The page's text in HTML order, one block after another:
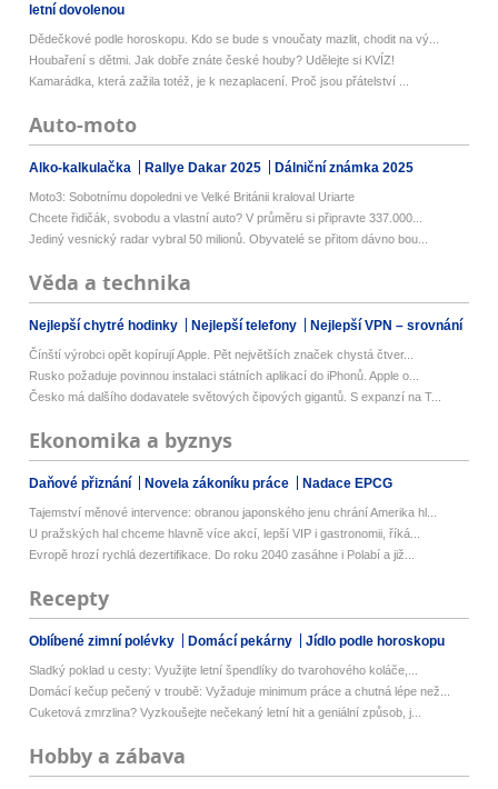
letní dovolenou
Dědečkové podle horoskopu. Kdo se bude s vnoučaty mazlit, chodit na vý...
Houbaření s dětmi. Jak dobře znáte české houby? Udělejte si KVÍZ!
Kamarádka, která zažila totéž, je k nezaplacení. Proč jsou přátelství ...
Auto-moto
Alko-kalkulačka Rallye Dakar 2025 Dálniční známka 2025
Moto3: Sobotnímu dopoledni ve Velké Británii kraloval Uriarte
Chcete řidičák, svobodu a vlastní auto? V průměru si připravte 337.000...
Jediný vesnický radar vybral 50 milionů. Obyvatelé se přitom dávno bou...
Věda a technika
Nejlepší chytré hodinky Nejlepší telefony Nejlepší VPN – srovnání
Čínští výrobci opět kopírují Apple. Pět největších značek chystá čtver...
Rusko požaduje povinnou instalaci státních aplikací do iPhonů. Apple o...
Česko má dalšího dodavatele světových čipových gigantů. S expanzí na T...
Ekonomika a byznys
Daňové přiznání Novela zákoníku práce Nadace EPCG
Tajemství měnové intervence: obranou japonského jenu chrání Amerika hl...
U pražských hal chceme hlavně více akcí, lepší VIP i gastronomii, říká...
Evropě hrozí rychlá dezertifikace. Do roku 2040 zasáhne i Polabí a již...
Recepty
Oblíbené zimní polévky Domácí pekárny Jídlo podle horoskopu
Sladký poklad u cesty: Využijte letní špendlíky do tvarohového koláče,...
Domácí kečup pečený v troubě: Vyžaduje minimum práce a chutná lépe než...
Cuketová zmrzlina? Vyzkoušejte nečekaný letní hit a geniální způsob, j...
Hobby a zábava